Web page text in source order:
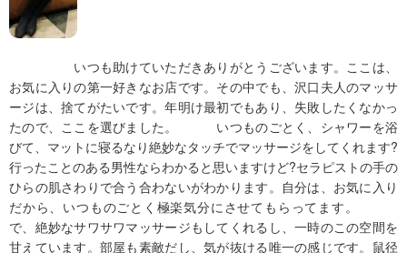
いつも助けていただきありがとうございます。ここは、
お気に入りの第一好きなお店です。その中でも、沢口夫人のマッサ
ージは、捨てがたいです。年明け最初でもあり、失敗したくなかっ
たので、ここを選びました。 いつものごとく、シャワーを浴
びて、マットに寝るなり絶妙なタッチでマッサージをしてくれます?
行ったことのある男性ならわかると思いますけど?セラピストの手の
ひらの肌さわりで合う合わないがわかります。自分は、お気に入り
だから、いつものごとく極楽気分にさせてもらってます。
で、絶妙なサワサワマッサージもしてくれるし、一時のこの空間を
甘えています。部屋も素敵だし、気が抜ける唯一の感じです。鼠径